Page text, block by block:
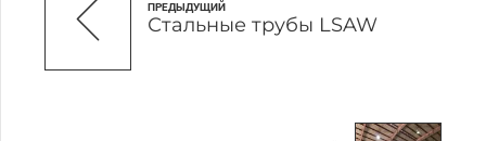
ПРЕДЫДУЩИЙ
Стальные трубы LSAW